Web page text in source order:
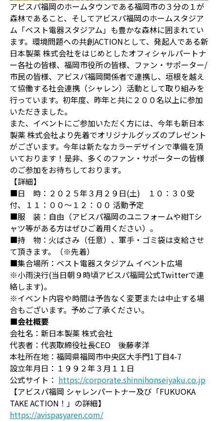
アビスパ福岡のホームタウンである福岡市の３分の１が
森林であること、そしてアビスパ福岡のホームスタジア
ム「ベスト電器スタジアム」も豊かな森林に囲まれてい
ます。環境問題への共創ACTIONとして、発起人である新
日本製薬 株式会社をはじめとしたオフィシャルパートナ
ー各社の皆様、福岡市役所の皆様、ファン・サポーター/
市民の皆様、アビスパ福岡関係者で連携し、垣根を越え
て協働する社会連携（シャレン）活動として取り組みを
行っています。初年度、昨年と共に２００名以上に参加
いただきました。
また、イベントにご参加いただく方には、今年も新日本
製薬 株式会社より先着でオリジナルグッズのプレゼント
がございます。今年は新たなカラーデザインで準備を頂
いております！是非、多くのファン・サポーターの皆様
のご参加をお待ちしております。
【詳細】
■日 時：２０２５年３月２９日(土) １０：３０受
付、１１：００～１２：００ 活動予定
■服 装：自由（アビスパ福岡のユニフォームや紺Tシ
ャツ等がある方はぜひご着用ください）。
■持 物：火ばさみ（任意）、軍手・ゴミ袋は支給させ
て頂きます。（※先着）
■集合場所：ベスト電器スタジアム イベント広場
※小雨決行(当日朝９時頃アビスパ福岡公式Twitterで連
絡します)。
※イベント内容や時間は予告なく変更または中止する場
合もございます。予めご了承ください。
■会社概要
会社名：新日本製薬 株式会社
代表者：代表取締役社長CEO 後藤孝洋
本社所在地：福岡県福岡市中央区大手門1丁目4-7
設立年月日：１９９２年３月１１日
公式サイト： https://corporate.shinnihonseiyaku.co.jp
【アビスパ福岡 シャレンパートナー及び「FUKUOKA
TAKE ACTION！」の詳細】
https://avispasyaren.com/